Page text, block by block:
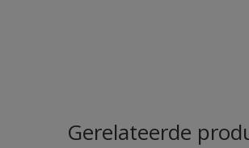
Gerelateerde